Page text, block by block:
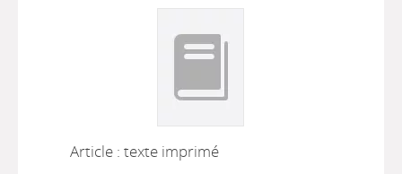
Article : texte imprimé